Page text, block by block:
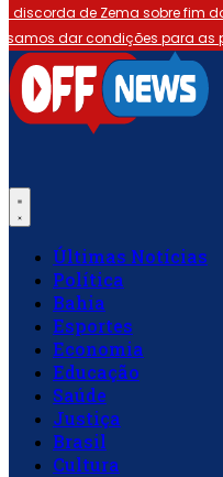
discorda de Zema sobre fim
dar condições para as
Últimas Notícias
Política
Bahia
Esportes
Economia
Educação
Saúde
Justiça
Brasil
Cultura